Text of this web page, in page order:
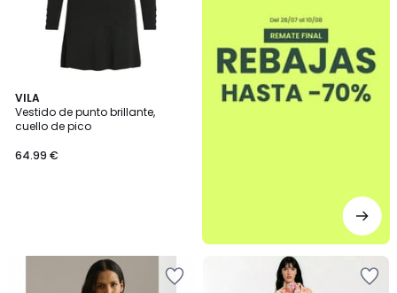
VILA
Vestido de punto brillante,
cuello de pico
64.99 €